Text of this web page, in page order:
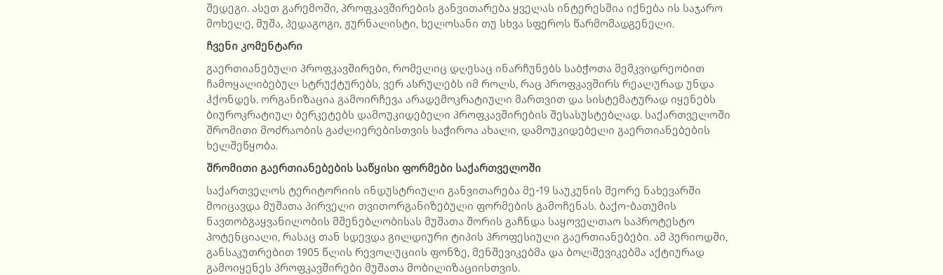
შედეგი. ასეთ გარემოში, პროფკავშირების განვითარება ყველას ინტერესშია იქნება ის საჯარო
მოხელე, მუშა, პედაგოგი, ჟურნალისტი, ხელოსანი თუ სხვა სფეროს წარმომადგენელი.
ჩვენი კომენტარი
გაერთიანებული პროფკავშირები, რომელიც დღესაც ინარჩუნებს საბჭოთა მემკვიდრეობით
ჩამოყალიბებულ სტრუქტურებს, ვერ ასრულებს იმ როლს, რაც პროფკავშირს რეალურად უნდა
ჰქონდეს. ორგანიზაცია გამოირჩევა არადემოკრატიული მართვით და სისტემატურად იყენებს
ბიუროკრატიულ ბერკეტებს დამოუკიდებელი პროფკავშირების შესასუსტებლად. საქართველოში
შრომითი მოძრაობის გაძლიერებისთვის საჭიროა ახალი, დამოუკიდებელი გაერთიანებების
ხელშეწყობა.
შრომითი გაერთიანებების საწყისი ფორმები საქართველოში
საქართველოს ტერიტორიის ინდუსტრიული განვითარება მე-19 საუკუნის მეორე ნახევარში
მოიცავდა მუშათა პირველი თვითორგანიზებული ფორმების გამოჩენას. ბაქო-ბათუმის
ნავთობგაყვანილობის მშენებლობისას მუშათა შორის გაჩნდა საყოველთაო საპროტესტო
პოტენციალი, რასაც თან სდევდა გილდიური ტიპის პროფესიული გაერთიანებები. ამ პერიოდში,
განსაკუთრებით 1905 წლის რევოლუციის ფონზე, მენშევიკებმა და ბოლშევიკებმა აქტიურად
გამოიყენეს პროფკავშირები მუშათა მობილიზაციისთვის.